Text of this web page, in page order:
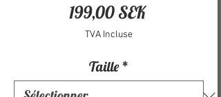
199,00 SEKPrix
TVA Incluse
Taille *